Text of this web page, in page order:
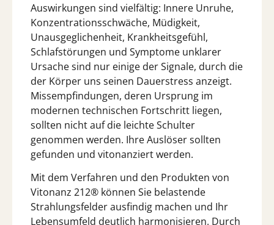
Auswirkungen sind vielfältig: Innere Unruhe,
Konzentrationsschwäche, Müdigkeit,
Unausgeglichenheit, Krankheitsgefühl,
Schlafstörungen und Symptome unklarer
Ursache sind nur einige der Signale, durch die
der Körper uns seinen Dauerstress anzeigt.
Missempfindungen, deren Ursprung im
modernen technischen Fortschritt liegen,
sollten nicht auf die leichte Schulter
genommen werden. Ihre Auslöser sollten
gefunden und vitonanziert werden.
Mit dem Verfahren und den Produkten von
Vitonanz 212® können Sie belastende
Strahlungsfelder ausfindig machen und Ihr
Lebensumfeld deutlich harmonisieren. Durch